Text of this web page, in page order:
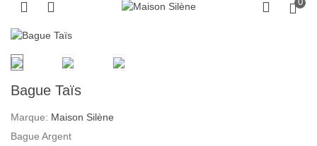
Bague Taïs
Marque: Maison Silène
Bague Argent